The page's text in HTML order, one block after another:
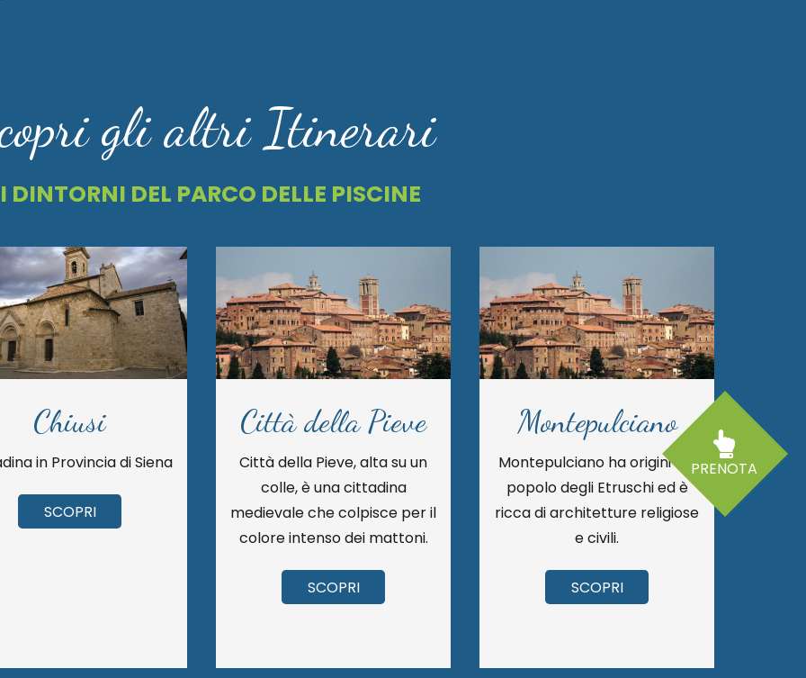
PRENOTA
gli altri Itinerari
DINTORNI DEL PARCO DELLE PISCINE
Chiusi
in Provincia di Siena
SCOPRI
Città della Pieve
Città della Pieve, alta su un
colle, è una cittadina
medievale che colpisce per il
colore intenso dei mattoni.
SCOPRI
Montepulciano
Montepulciano ha origini dal
popolo degli Etruschi ed è
ricca di architetture religiose
e civili.
SCOPRI